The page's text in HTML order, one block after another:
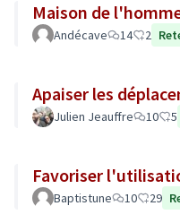
Maison de
Andécave 14 2
Apaiser les
Julien Jeauffre 10 5
Favoriser
Baptistune 10 29